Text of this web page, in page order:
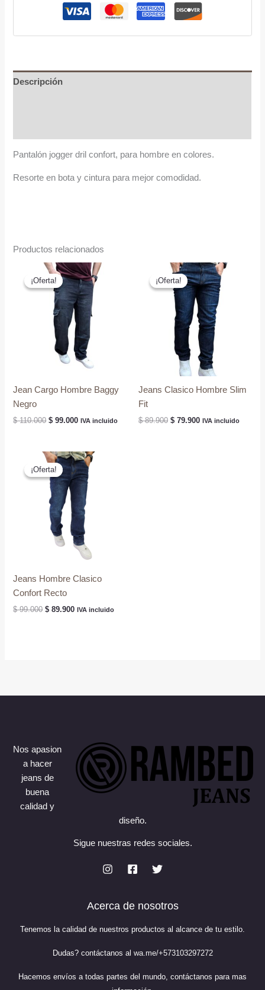
Descripción
Pantalón jogger dril confort, para hombre en colores.
Resorte en bota y cintura para mejor comodidad.
Productos relacionados
¡Oferta!
¡Oferta!
Jean Cargo Hombre Baggy
Negro
$110.000 El
era:
$ 110.000.
$ 99.000El
es:
$ 99.000.
IVA incluido
¡Oferta!
¡Oferta!
Jeans Clasico Hombre Slim
Fit
$89.900 El
$ 79.900ElIVA incluido
¡Oferta!
¡Oferta!
Jeans Hombre Clasico
Confort Recto
$99.000 El
$ 89.900ElIVA incluido
Nos apasion
a hacer
jeans de
buena
calidad y
diseño.
Sigue nuestras redes sociales.
Acerca de nosotros
Tenemos la calidad de nuestros productos al alcance de tu estilo.
Dudas? contáctanos al wa.me/+573103297272
Hacemos envíos a todas partes del mundo, contáctanos para mas